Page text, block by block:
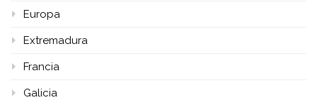
Europa
Extremadura
Francia
Galicia